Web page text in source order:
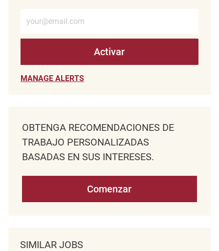
Activar
MANAGE ALERTS
OBTENGA RECOMENDACIONES DE
TRABAJO PERSONALIZADAS
BASADAS EN SUS INTERESES.
Comenzar
SIMILAR JOBS